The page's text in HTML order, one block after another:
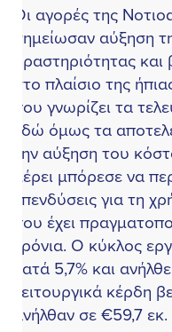
αγορές της
αύξηση της
και
πλαίσιο της ήπιας
γνωρίζει τα
όμως τα
αύξηση του
μπόρεσε να
για τη
έχει
Ο κύκλος
5,7% και ανήλθε
κέρδη
σε €59,7 εκ.